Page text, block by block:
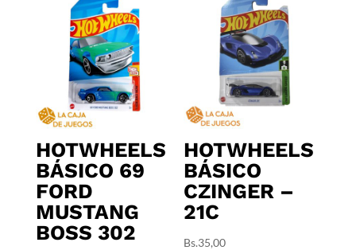
HOTWHEELS
BÁSICO 69
FORD
MUSTANG
BOSS 302
HOTWHEELS
BÁSICO
CZINGER –
21C
Bs.35,00